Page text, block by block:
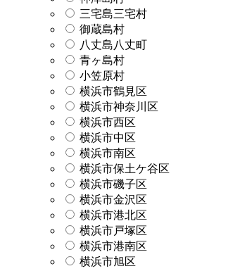
三宅島三宅村
御蔵島村
八丈島八丈町
青ヶ島村
小笠原村
横浜市鶴見区
横浜市神奈川区
横浜市西区
横浜市中区
横浜市南区
横浜市保土ケ谷区
横浜市磯子区
横浜市金沢区
横浜市港北区
横浜市戸塚区
横浜市港南区
横浜市旭区